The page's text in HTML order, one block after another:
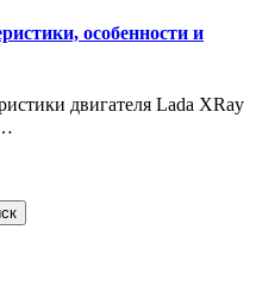
особенности и
двигателя Lada XRay